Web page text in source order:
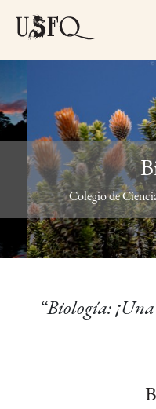
Previous
Colegio de
“Biología: